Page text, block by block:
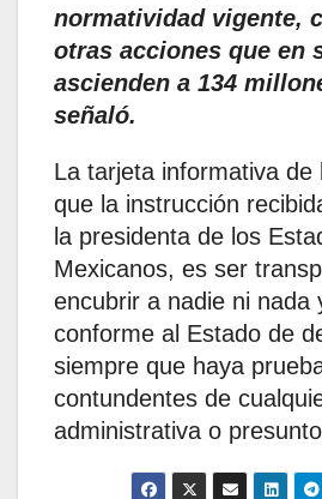
normatividad vigente,
otras acciones que en
ascienden a 134
señaló.
La tarjeta informativa de
que la instrucción
la presidenta de los
Mexicanos, es ser
encubrir a nadie ni nada
conforme al Estado de
siempre que haya
contundentes de
administrativa o